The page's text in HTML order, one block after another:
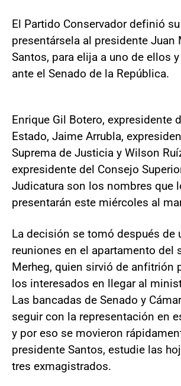
El Partido Conservador definió
presentársela al presidente Juan
Santos, para elija a uno de ellos
ante el Senado de la República.
Enrique Gil Botero, expresidente
Estado, Jaime Arrubla,
Suprema de Justicia y Wilson
expresidente del Consejo
Judicatura son los nombres que
presentarán este miércoles al
La decisión se tomó después de
reuniones en el apartamento del
Merheg, quien sirvió de anfitrión
los interesados en llegar al
Las bancadas de Senado y
seguir con la representación en
y por eso se movieron
presidente Santos, estudie las
tres exmagistrados.